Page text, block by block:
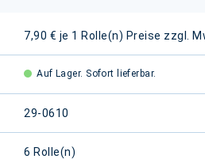
7,90 € je 1 Rolle(n) Preise zzgl.
Auf Lager. Sofort lieferbar.
29-0610
6 Rolle(n)